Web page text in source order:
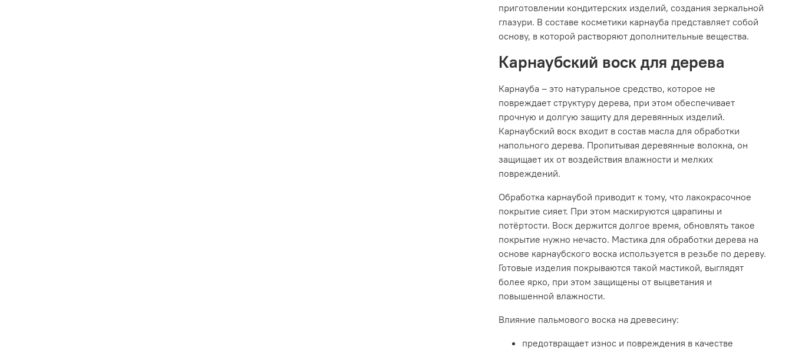
приготовлении кондитерских изделий, создания зеркальной
глазури. В составе косметики карнауба представляет собой
основу, в которой растворяют дополнительные вещества.
Карнаубский воск для дерева
Карнауба – это натуральное средство, которое не
повреждает структуру дерева, при этом обеспечивает
прочную и долгую защиту для деревянных изделий.
Карнаубский воск входит в состав масла для обработки
напольного дерева. Пропитывая деревянные волокна, он
защищает их от воздействия влажности и мелких
повреждений.
Обработка карнаубой приводит к тому, что лакокрасочное
покрытие сияет. При этом маскируются царапины и
потёртости. Воск держится долгое время, обновлять такое
покрытие нужно нечасто. Мастика для обработки дерева на
основе карнаубского воска используется в резьбе по дереву.
Готовые изделия покрываются такой мастикой, выглядят
более ярко, при этом защищены от выцветания и
повышенной влажности.
Влияние пальмового воска на древесину:
предотвращает износ и повреждения в качестве